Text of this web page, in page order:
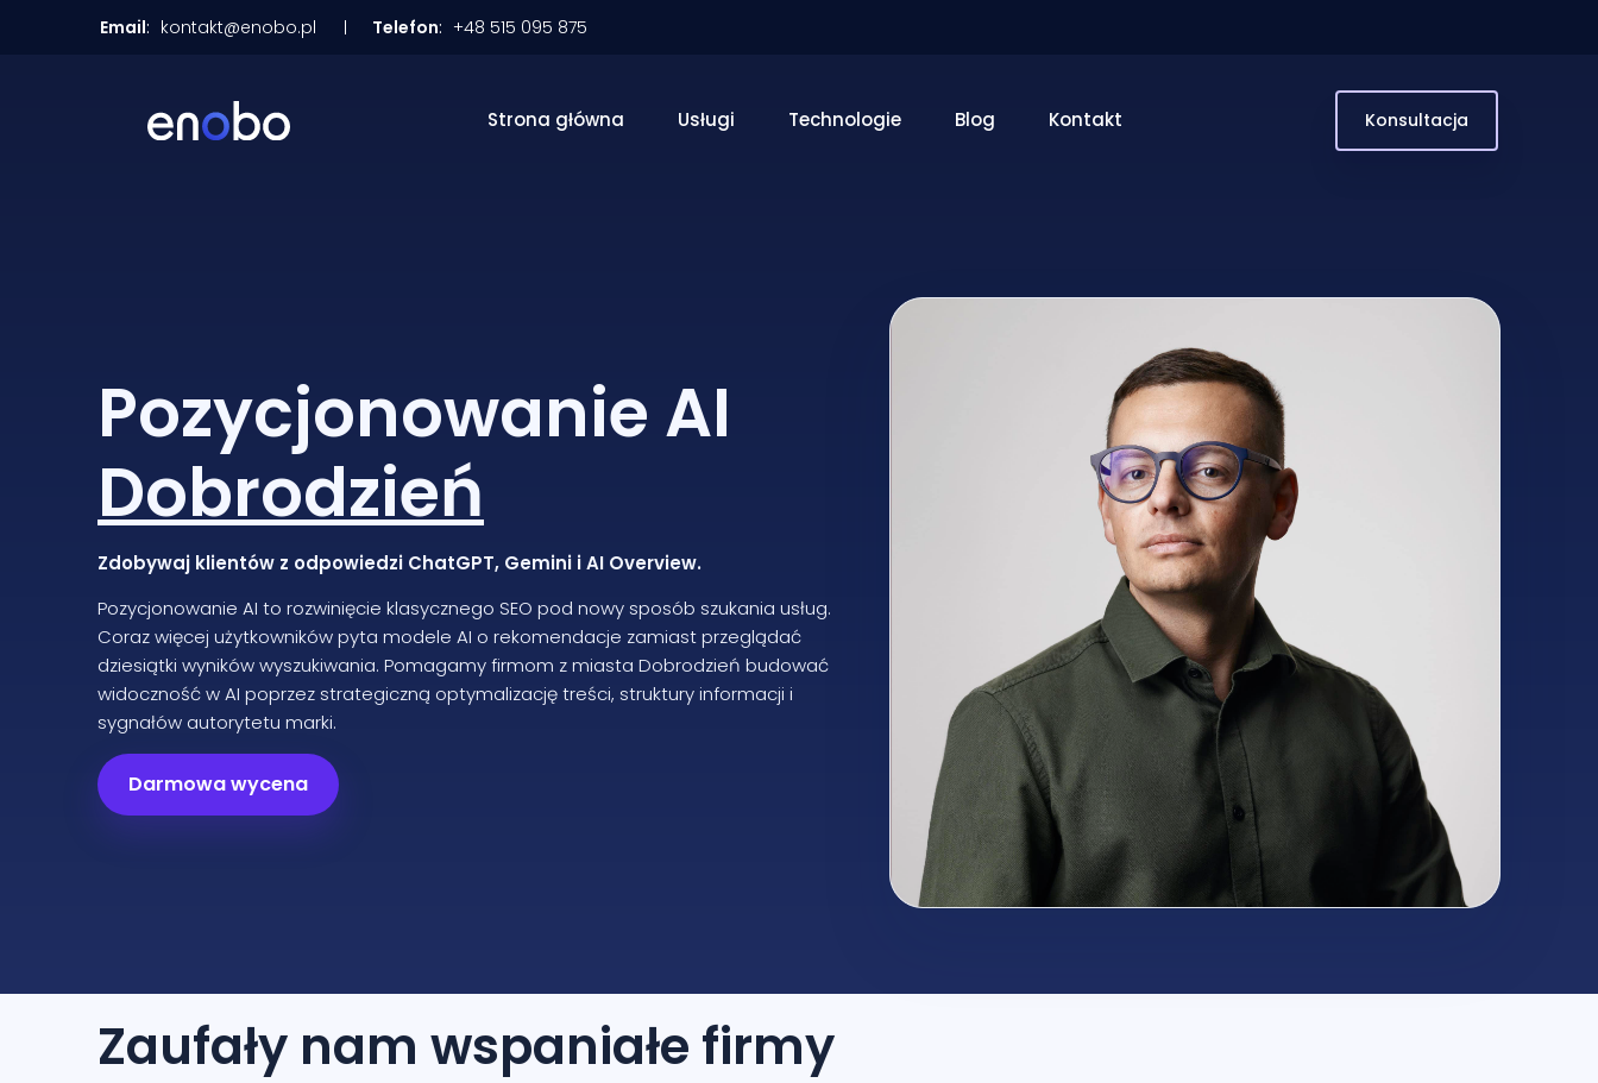
Email: kontakt@enobo.pl Telefon: +48 515 095 875
Strona główna Usługi Technologie Blog Kontakt Konsultacja
Pozycjonowanie AI
Dobrodzień
Zdobywaj klientów z odpowiedzi ChatGPT, Gemini i AI Overview.
Pozycjonowanie AI to rozwinięcie klasycznego SEO pod nowy sposób szukania usług.
Coraz więcej użytkowników pyta modele AI o rekomendacje zamiast przeglądać
dziesiątki wyników wyszukiwania. Pomagamy firmom z miasta Dobrodzień budować
widoczność w AI poprzez strategiczną optymalizację treści, struktury informacji i
sygnałów autorytetu marki.
Darmowa wycena
Zaufały nam wspaniałe firmy